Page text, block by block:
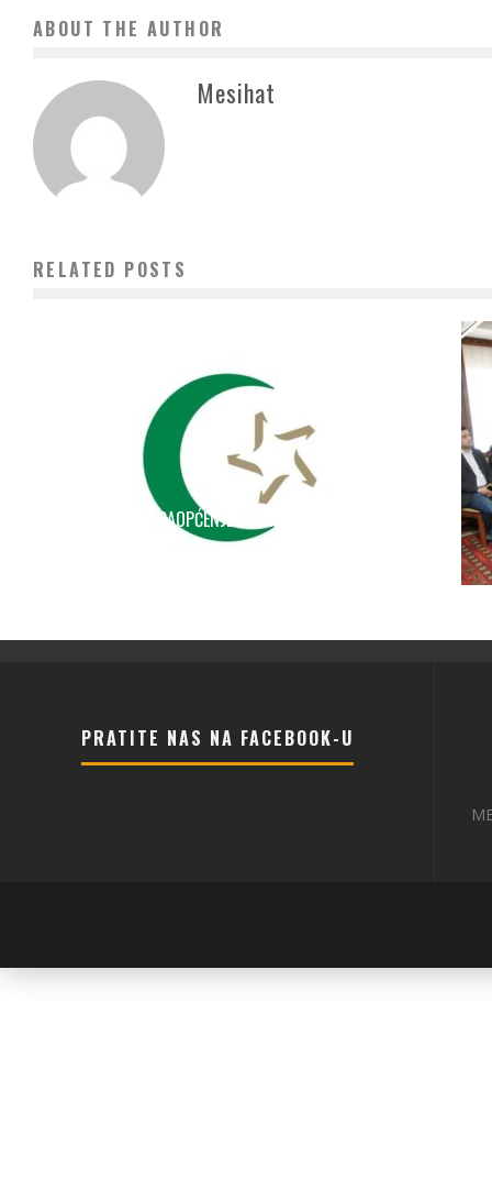
ABOUT THE AUTHOR
Mesihat
RELATED POSTS
SAOPĆENJE MEŠIHATA
PRATITE NAS NA FACEBOOK-U